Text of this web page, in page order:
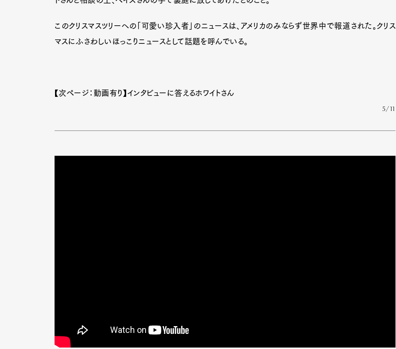
このクリスマスツリーへの「可愛い珍入者」のニュースは、アメリカのみならず世界中で報道された。クリス
マスにふさわしいほっこりニュースとして話題を呼んでいる。
【次ページ：動画有り】インタビューに答えるホワイトさん
5/11